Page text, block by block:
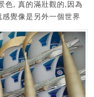
色, 真的滿壯觀的,因為
覺像是另外一個世界